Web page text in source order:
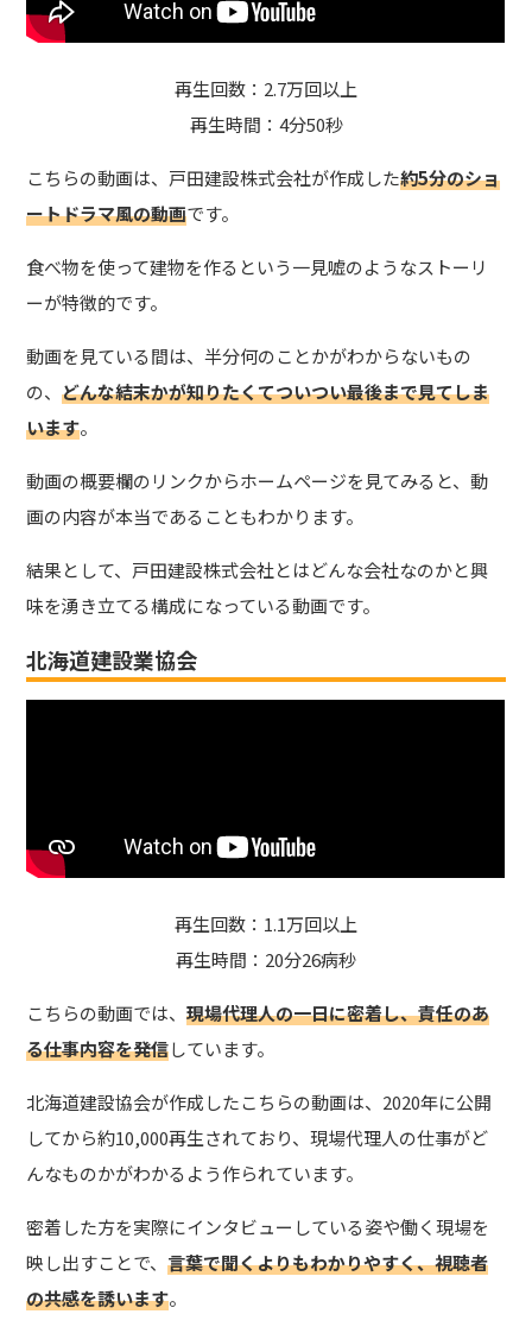
再生回数：2.7万回以上
再生時間：4分50秒
こちらの動画は、 戸田建設株式会社が作成した約5分のショ
ートドラマ風の動画です。
食べ物を使って建物を作るという一見嘘のようなストーリ
ーが特徴的です。
動画を見ている間は、半分何のことかがわからないもの
の、どんな結末かが知りたくてついつい最後まで見てしま
います。
動画の概要欄のリンクからホームページを見てみると、動
画の内容が本当であることもわかります。
結果として、戸田建設株式会社とはどんな会社なのかと興
味を湧き立てる構成になっている動画です。
北海道建設業協会
再生回数：1.1万回以上
再生時間：20分26病秒
こちらの動画では、現場代理人の一日に密着し、責任のあ
る仕事内容を発信しています。
北海道建設協会が作成したこちらの動画は、2020年に公開
してから約10,000再生されており、現場代理人の仕事がど
んなものかがわかるよう作られています。
密着した方を実際にインタビューしている姿や働く現場を
映し出すことで、言葉で聞くよりもわかりやすく、視聴者
の共感を誘います。